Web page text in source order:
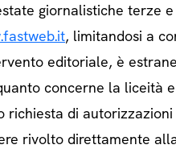
giornalistiche terze
, limitandosi a
editoriale, è
concerne la liceità
richiesta di
rivolto direttamente